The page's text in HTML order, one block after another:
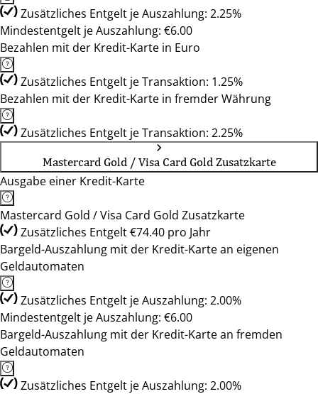
Zusätzliches Entgelt je Auszahlung: 2.25%
Mindestentgelt je Auszahlung: €6.00
Bezahlen mit der Kredit-Karte in Euro
Zusätzliches Entgelt je Transaktion: 1.25%
Bezahlen mit der Kredit-Karte in fremder Währung
Zusätzliches Entgelt je Transaktion: 2.25%
Mastercard Gold / Visa Card Gold Zusatzkarte
Ausgabe einer Kredit-Karte
Mastercard Gold / Visa Card Gold Zusatzkarte
Zusätzliches Entgelt €74.40 pro Jahr
Bargeld-Auszahlung mit der Kredit-Karte an eigenen
Geldautomaten
Zusätzliches Entgelt je Auszahlung: 2.00%
Mindestentgelt je Auszahlung: €6.00
Bargeld-Auszahlung mit der Kredit-Karte an fremden
Geldautomaten
Zusätzliches Entgelt je Auszahlung: 2.00%